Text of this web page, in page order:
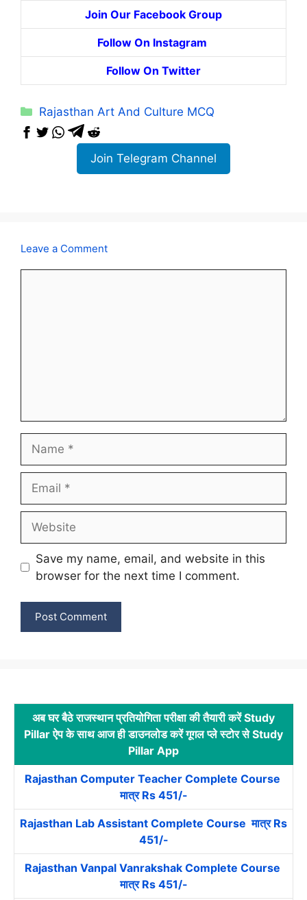
Join Our Facebook Group
Follow On Instagram
Follow On Twitter
Categories
Rajasthan Art And Culture MCQ
Join Telegram Channel
Leave a Comment
Save my name, email, and website in this
browser for the next time I comment.
अब घर बैठे राजस्थान प्रतियोगिता परीक्षा की तैयारी करें Study
Pillar ऐप के साथ आज ही डाउनलोड करें गूगल प्ले स्टोर से Study
Pillar App
Rajasthan Computer Teacher Complete Course
मात्र Rs 451/-
Rajasthan Lab Assistant Complete Course मात्र Rs
451/-
Rajasthan Vanpal Vanrakshak Complete Course
मात्र Rs 451/-